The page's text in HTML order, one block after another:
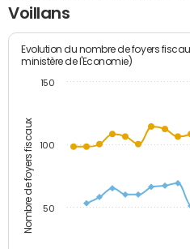
Voillans
Nombre de foyers fiscaux
Evolution du nombre de foyers
ministère de l'Economie)
50
100
150